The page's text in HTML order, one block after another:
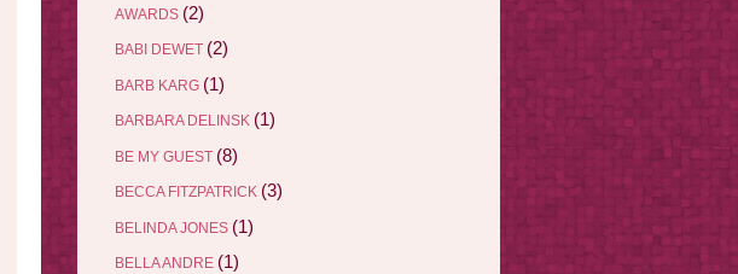
AWARDS (2)
BABI DEWET (2)
BARB KARG (1)
BARBARA DELINSK (1)
BE MY GUEST (8)
BECCA FITZPATRICK (3)
BELINDA JONES (1)
BELLA ANDRE (1)